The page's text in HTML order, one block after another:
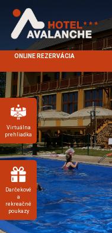
ONLINE REZERVÁCIA
Virtuálna
prehliadka
Darčekové
a
rekreačné
poukazy